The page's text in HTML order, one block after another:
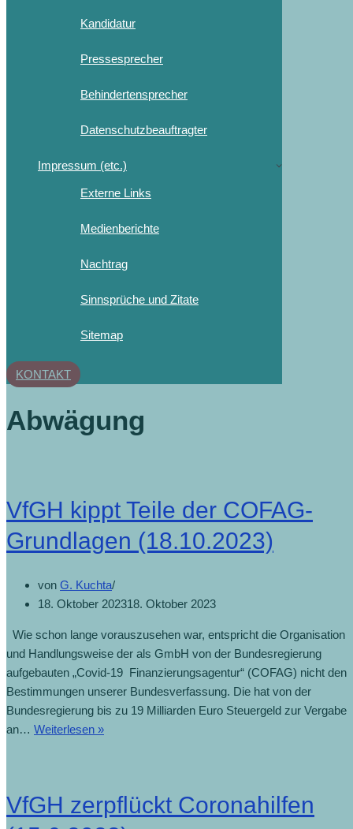
Kandidatur
Pressesprecher
Behindertensprecher
Datenschutzbeauftragter
Impressum (etc.)
Externe Links
Medienberichte
Nachtrag
Sinnsprüche und Zitate
Sitemap
KONTAKT
Abwägung
VfGH kippt Teile der COFAG-
Grundlagen (18.10.2023)
von G. Kuchta
18. Oktober 202318. Oktober 2023
Wie schon lange vorauszusehen war, entspricht die Organisation
und Handlungsweise der als GmbH von der Bundesregierung
aufgebauten „Covid-19 Finanzierungsagentur“ (COFAG) nicht den
Bestimmungen unserer Bundesverfassung. Die hat von der
Bundesregierung bis zu 19 Milliarden Euro Steuergeld zur Vergabe
an… Weiterlesen »
VfGH zerpflückt Coronahilfen